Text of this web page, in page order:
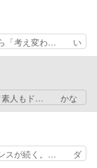
降りてくる湾田さ
なく気持ちの晴れ
は上… ED映像も
才… 恩ちゃんが
1話ほぼまるまる
きなり恩ちゃんと
バトルが身体表現
ション得意な旦那
ら「考え変わ… い
！ウイ… 楽しい観
り出… かっこいい
っ… 壁谷はブレイ
… 先週土曜から今
ワンダちゃん筋肉
ゃんダンスは素
んの魅力ちゃんと
ド素人もド… かな
けど、も… って思
知らな… カボくん
しま… 輪っかにな
か… キャップ湾田
＜この後の実況
ンスが続く。… ダ